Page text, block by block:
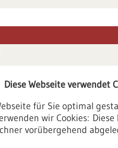
Diese Webseite verwendet
für Sie optimal
wir Cookies:
vorübergehend